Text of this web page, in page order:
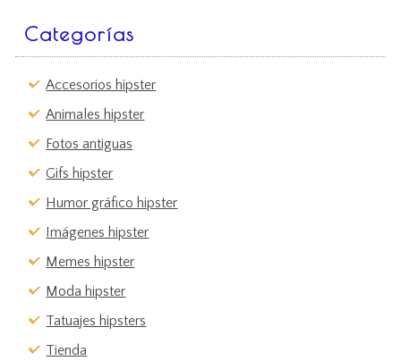
Categorías
Accesorios hipster
Animales hipster
Fotos antiguas
Gifs hipster
Humor gráfico hipster
Imágenes hipster
Memes hipster
Moda hipster
Tatuajes hipsters
Tienda